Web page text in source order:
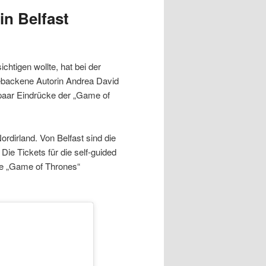
Belfast
wollte, hat bei der
Autorin Andrea David
Eindrücke der „Game of
Von Belfast sind die
Tickets für die self-guided
of Thrones“